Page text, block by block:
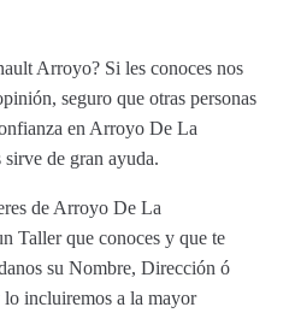
Arroyo? Si les conoces nos
seguro que otras personas
en Arroyo De La
de gran ayuda.
de Arroyo De La
Taller que conoces y que te
su Nombre, Dirección ó
incluiremos a la mayor